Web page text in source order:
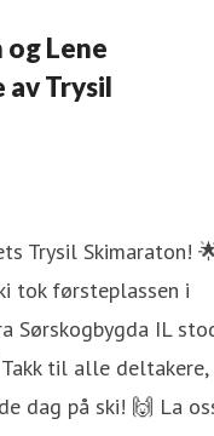
Lene
Trysil
Trysil Skimaraton!
tok førsteplassen i
Sørskogbygda IL
til alle deltakere,
dag på ski! 🙌 La